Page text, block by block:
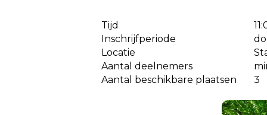
Tijd
Inschrijfperiode
Locatie
Aantal deelnemers
Aantal beschikbare plaatsen
3